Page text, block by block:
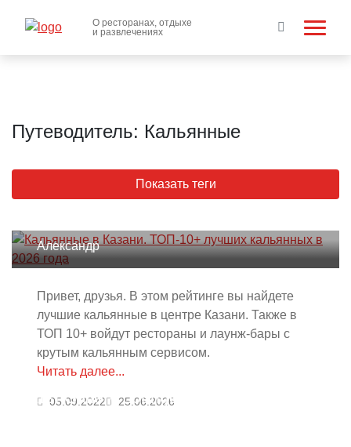
О ресторанах, отдыхе
и развлечениях
Путеводитель: Кальянные
Показать теги
Кальянные в Казани. ТОП-10+
Александр
Привет, друзья. В этом рейтинге вы найдете
лучшие кальянные в центре Казани. Также в
ТОП 10+ войдут рестораны и лаунж-бары с
крутым кальянным сервисом.
Читать далее...
05.09.2022 25.06.2026
1st Gallery Lounge на ул.